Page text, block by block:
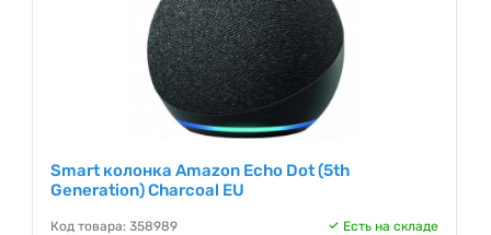
Smart колонка Amazon Echo Dot (5th
Generation) Charcoal EU
Код товара: 358989 Есть на складе